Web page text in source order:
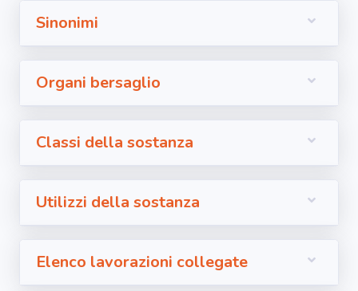
Sinonimi
Organi bersaglio
Classi della sostanza
Utilizzi della sostanza
Elenco lavorazioni collegate